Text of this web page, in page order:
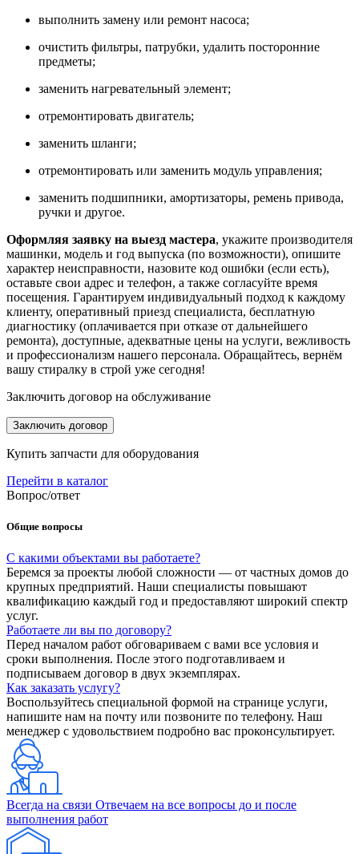
выполнить замену или ремонт насоса;
очистить фильтры, патрубки, удалить посторонние
предметы;
заменить нагревательный элемент;
отремонтировать двигатель;
заменить шланги;
отремонтировать или заменить модуль управления;
заменить подшипники, амортизаторы, ремень привода,
ручки и другое.
Оформляя заявку на выезд мастера, укажите производителя
машинки, модель и год выпуска (по возможности), опишите
характер неисправности, назовите код ошибки (если есть),
оставьте свои адрес и телефон, а также согласуйте время
посещения. Гарантируем индивидуальный подход к каждому
клиенту, оперативный приезд специалиста, бесплатную
диагностику (оплачивается при отказе от дальнейшего
ремонта), доступные, адекватные цены на услуги, вежливость
и профессионализм нашего персонала. Обращайтесь, вернём
вашу стиралку в строй уже сегодня!
Заключить договор на обслуживание
Заключить договор
Купить запчасти для оборудования
Перейти в каталог
Вопрос/ответ
Общие вопросы
С какими объектами вы работаете?
Беремся за проекты любой сложности — от частных домов до
крупных предприятий. Наши специалисты повышают
квалификацию каждый год и предоставляют широкий спектр
услуг.
Работаете ли вы по договору?
Перед началом работ обговариваем с вами все условия и
сроки выполнения. После этого подготавливаем и
подписываем договор в двух экземплярах.
Как заказать услугу?
Воспользуйтесь специальной формой на странице услуги,
напишите нам на почту или позвоните по телефону. Наш
менеджер с удовольствием подробно вас проконсультирует.
Всегда на связи Отвечаем на все вопросы до и после
выполнения работ